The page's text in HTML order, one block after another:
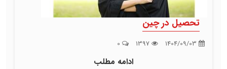
تحصیل در چین
ادامه مطلب